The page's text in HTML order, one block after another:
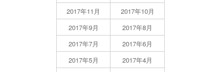
2017年11月
2017年10月
2017年9月
2017年8月
2017年7月
2017年6月
2017年5月
2017年4月